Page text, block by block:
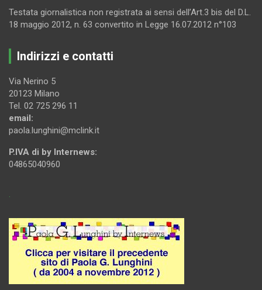
Testata giornalistica non registrata ai sensi dell’Art.3 bis del D.L.
18 maggio 2012, n. 63 convertito in Legge 16.07.2012 n°103
Indirizzi e contatti
Via Nerino 5
20123 Milano
Tel. 02 725 296 11
email:
paola.lunghini@mclink.it
P.IVA di by Internews:
04865040960
.